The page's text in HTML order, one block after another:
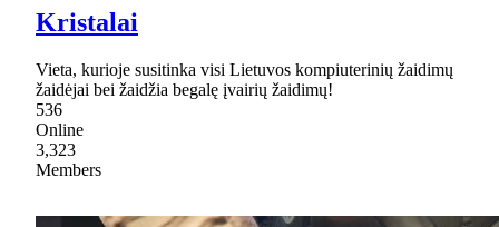
Kristalai
Vieta, kurioje susitinka visi Lietuvos kompiuterinių žaidimų
žaidėjai bei žaidžia begalę įvairių žaidimų!
536
Online
3,323
Members